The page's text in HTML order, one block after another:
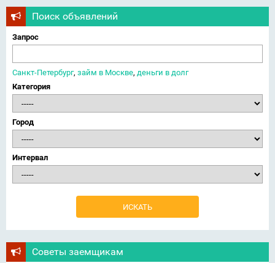
Поиск объявлений
Запрос
Санкт-Петербург, займ в Москве, деньги в долг
Категория
Город
Интервал
Советы заемщикам